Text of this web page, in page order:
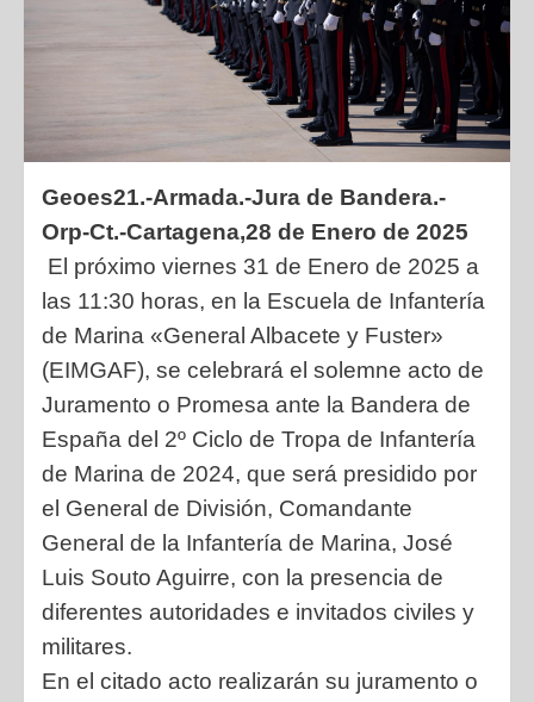
Geoes21.-Armada.-Jura de Bandera.-
Orp-Ct.-Cartagena,28 de Enero de 2025
El próximo viernes 31 de Enero de 2025 a
las 11:30 horas, en la Escuela de Infantería
de Marina «General Albacete y Fuster»
(EIMGAF), se celebrará el solemne acto de
Juramento o Promesa ante la Bandera de
España del 2º Ciclo de Tropa de Infantería
de Marina de 2024, que será presidido por
el General de División, Comandante
General de la Infantería de Marina, José
Luis Souto Aguirre, con la presencia de
diferentes autoridades e invitados civiles y
militares.
En el citado acto realizarán su juramento o